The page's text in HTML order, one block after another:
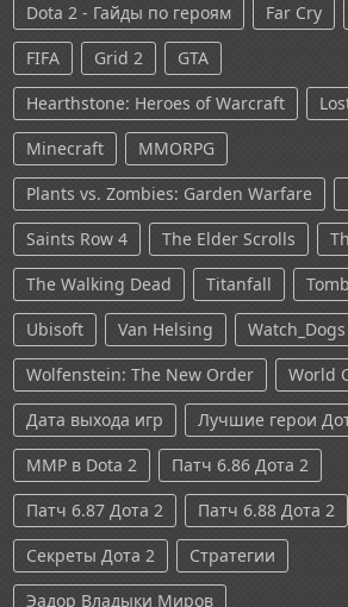
Dota 2 - Гайды по героям
Far Cry
FIFA
Grid 2
GTA
Hearthstone: Heroes of Warcraft
Minecraft
MMORPG
Plants vs. Zombies: Garden Warfare
Saints Row 4
The Elder Scrolls
The Walking Dead
Titanfall
Ubisoft
Van Helsing
Watch_Dogs
Wolfenstein: The New Order
World
Дата выхода игр
Лучшие герои
ММР в Dota 2
Патч 6.86 Дота 2
Патч 6.87 Дота 2
Патч 6.88 Дота 2
Секреты Дота 2
Стратегии
Эадор Владыки Миров